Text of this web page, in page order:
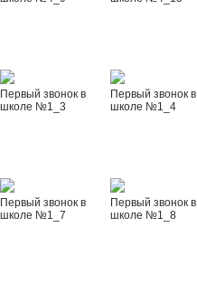
Первый звонок в
школе №1_3
Первый звонок в
школе №1_4
Первый звонок в
школе №1_7
Первый звонок в
школе №1_8